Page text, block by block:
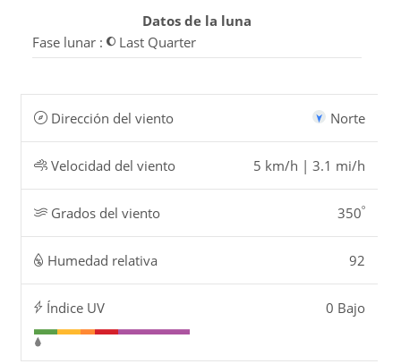
Datos de la luna
Fase lunar :
Last Quarter
Dirección del viento Norte
Velocidad del viento 5 km/h | 3.1 mi/h
Grados del viento 350º
Humedad relativa 92
Índice UV 0 Bajo